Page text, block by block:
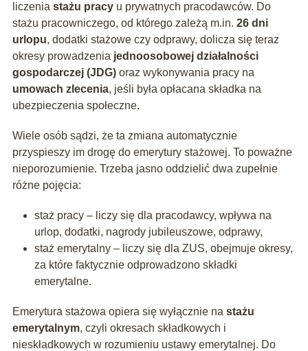
liczenia stażu pracyu prywatnych pracodawców. Do
stażu pracowniczego, od którego zależą m.in. 26 dni
urlopu, dodatki stażowe czy odprawy, dolicza się teraz
okresy prowadzenia jednoosobowej działalności
gospodarczej (JDG)oraz wykonywania pracy na
umowach zlecenia, jeśli była opłacana składka na
ubezpieczenia społeczne.
Wiele osób sądzi, że ta zmiana automatycznie
przyspieszy im drogę do emerytury stażowej. To poważne
nieporozumienie. Trzeba jasno oddzielić dwa zupełnie
różne pojęcia:
staż pracy – liczy się dla pracodawcy, wpływa na
urlop, dodatki, nagrody jubileuszowe, odprawy,
staż emerytalny – liczy się dla ZUS, obejmuje okresy,
za które faktycznie odprowadzono składki
emerytalne.
Emerytura stażowa opiera się wyłącznie na stażu
emerytalnym, czyli okresach składkowych i
nieskładkowych w rozumieniu ustawy emerytalnej. Do